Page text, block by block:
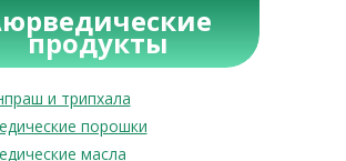
продукты
и трипхала
порошки
масла